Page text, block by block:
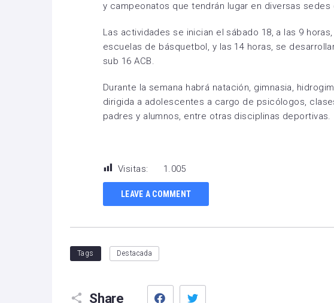
y campeonatos que tendrán lugar en diversas sedes
Las actividades se inician el sábado 18, a las 9
escuelas de básquetbol, y las 14 horas, se
sub 16 ACB.
Durante la semana habrá natación, gimnasia,
dirigida a adolescentes a cargo de psicólogos,
padres y alumnos, entre otras disciplinas deportivas.
Visitas: 1.005
LEAVE A COMMENT
Tags Destacada
Share
Facebook